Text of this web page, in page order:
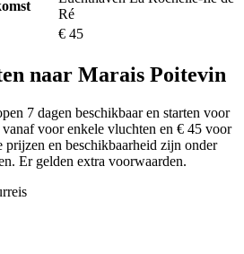
Ré
€ 45
naar Marais Poitevin
7 dagen beschikbaar en starten voor
voor enkele vluchten en € 45 voor
prijzen en beschikbaarheid zijn onder
Er gelden extra voorwaarden.